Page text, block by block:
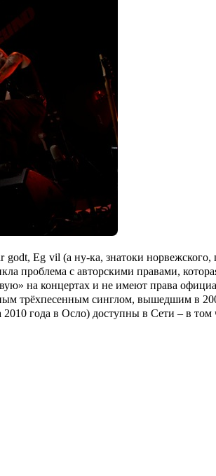
godt, Eg vil (а ну-ка, знатоки норвежского,
проблема с авторскими правами,
на концертах и не имеют права
трёхпесенным синглом, вышедшим в
2010 года в Осло) доступны в Сети – в том